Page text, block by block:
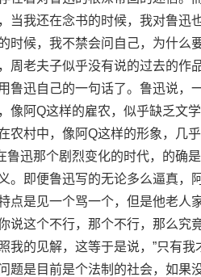
当我还在念书的时候，我对鲁迅
时候，我不禁会问自己，为什么
老夫子似乎没有说的过去的作品
鲁迅自己的一句话了。鲁迅说，
像阿Q这样的雇农，似乎缺乏文
农村中，像阿Q这样的形象，几
鲁迅那个剧烈变化的时代，的确
。即便鲁迅写的无论多么逼真，
点是见一个骂一个，但是他老人
说这个不行，那个不行，那么究
我的见解，这等于是说，”只有
题是目前是个法制的社会，如果